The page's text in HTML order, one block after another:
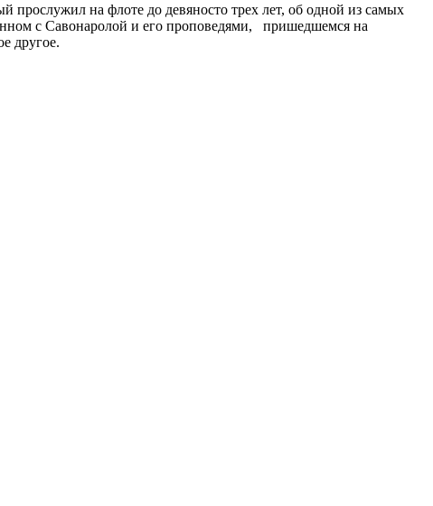
на флоте до девяносто трех лет, об одной из самых
с Савонаролой и его проповедями, пришедшемся на
другое.